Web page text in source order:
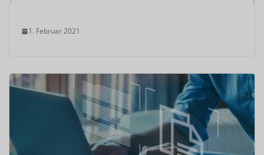
1. Februar 2021